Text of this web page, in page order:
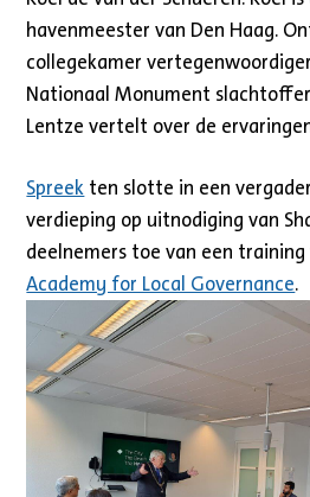
havenmeester van Den Haag.
collegekamer
Nationaal Monument
Lentze vertelt over de
Spreek ten slotte in een
verdieping op uitnodiging van
deelnemers toe van een training
Academy for Local Governance.